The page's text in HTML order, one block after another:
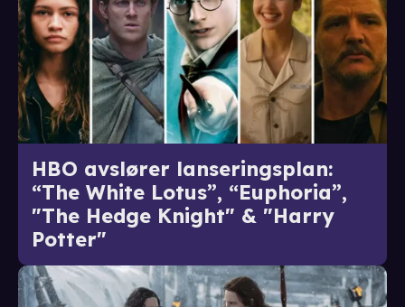
HBO avslører lanseringsplan:
“The White Lotus”, “Euphoria”,
"The Hedge Knight" & "Harry
Potter"